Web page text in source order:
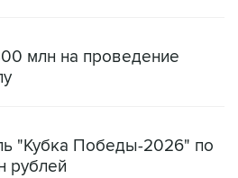
млн на проведение
"Кубка Победы-2026" по
рублей